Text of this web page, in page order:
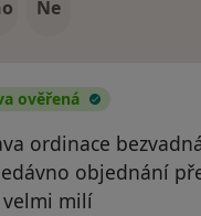
Ne
ověřená
ordinace
objednání
velmi milí